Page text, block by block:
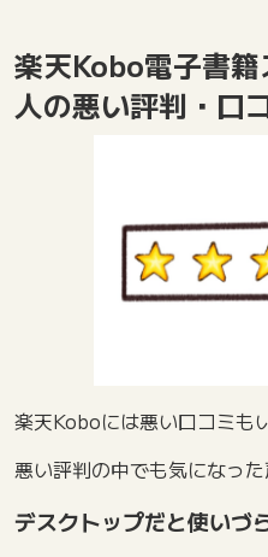
楽天Kobo電子書
人の悪い評判・口
楽天Koboには悪い口コミも
悪い評判の中でも気になっ
デスクトップだと使いづ